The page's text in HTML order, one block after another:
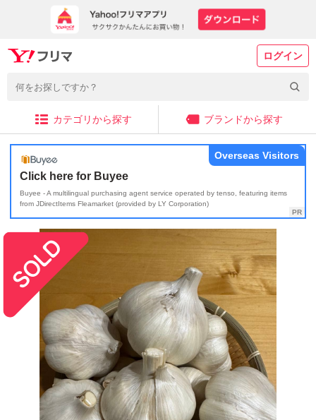
ログイン
カテゴリから探す ブランドから探す
Click here for Buyee
Buyee - A multilingual purchasing agent service operated by tenso, featuring items
from JDirectItems Fleamarket (provided by LY Corporation)
Overseas Visitors